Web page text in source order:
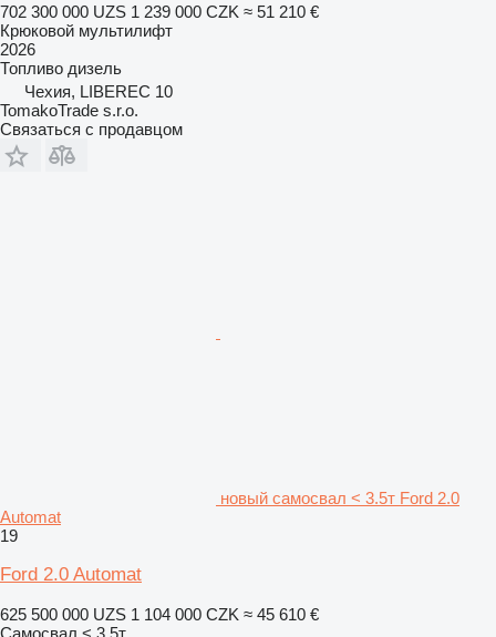
702 300 000 UZS 1 239 000 CZK ≈ 51 210 €
Крюковой мультилифт
2026
Топливо дизель
Чехия, LIBEREC 10
TomakoTrade s.r.o.
Связаться с продавцом
новый самосвал < 3.5т Ford 2.0
Automat
19
Ford 2.0 Automat
625 500 000 UZS 1 104 000 CZK ≈ 45 610 €
Самосвал < 3.5т